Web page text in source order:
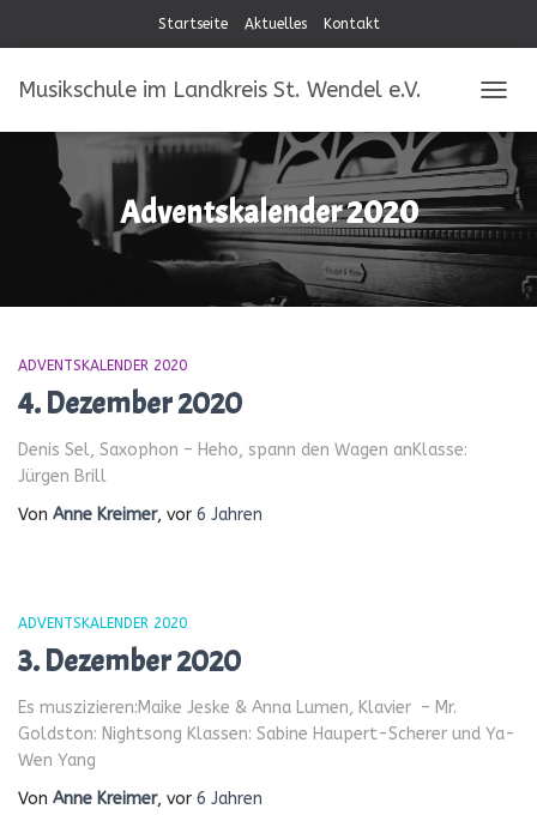
Startseite Aktuelles Kontakt
Musikschule im Landkreis St. Wendel e.V.
Adventskalender 2020
ADVENTSKALENDER 2020
4. Dezember 2020
Denis Sel, Saxophon – Heho, spann den Wagen anKlasse:
Jürgen Brill
Von Anne Kreimer, vor 6 Jahren
ADVENTSKALENDER 2020
3. Dezember 2020
Es muszizieren:Maike Jeske & Anna Lumen, Klavier – Mr.
Goldston: Nightsong Klassen: Sabine Haupert-Scherer und Ya-
Wen Yang
Von Anne Kreimer, vor 6 Jahren